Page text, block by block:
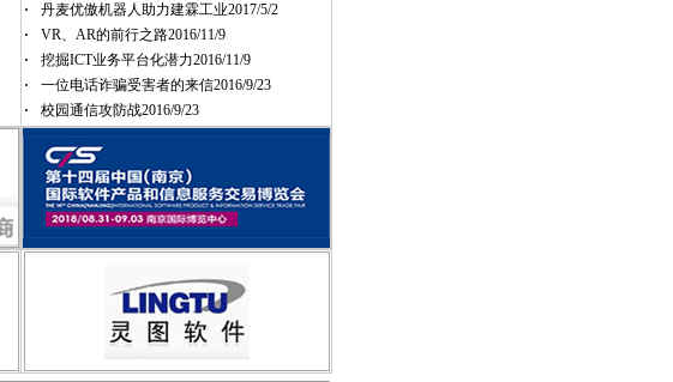
·
丹麦优傲机器人助力建霖工业2017/5/2
·
VR、AR的前行之路2016/11/9
·
挖掘ICT业务平台化潜力2016/11/9
·
一位电话诈骗受害者的来信2016/9/23
·
校园通信攻防战2016/9/23